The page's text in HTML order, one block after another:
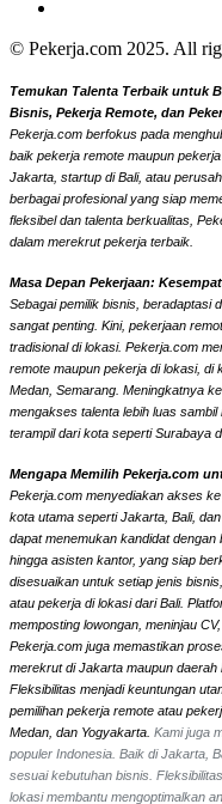
© Pekerja.com 2025. All
Temukan Talenta Terbaik untuk
Bisnis, Pekerja Remote, dan
Pekerja.com berfokus pada
baik pekerja remote maupun
Jakarta, startup di Bali, atau
berbagai profesional yang siap
fleksibel dan talenta berkualitas,
dalam merekrut pekerja terbaik.
Masa Depan Pekerjaan:
Sebagai pemilik bisnis, beradaptasi
sangat penting. Kini, pekerjaan
tradisional di lokasi. Pekerja.com
remote maupun pekerja di lokasi, di
Medan, Semarang. Meningkatnya
mengakses talenta lebih luas
terampil dari kota seperti Surabaya
Mengapa Memilih Pekerja.com
Pekerja.com menyediakan akses
kota utama seperti Jakarta, Bali,
dapat menemukan kandidat
hingga asisten kantor, yang siap
disesuaikan untuk setiap jenis
atau pekerja di lokasi dari Bali.
memposting lowongan, meninjau
Pekerja.com juga memastikan
merekrut di Jakarta maupun daerah
Fleksibilitas menjadi keuntungan
pemilihan pekerja remote atau
Medan, dan Yogyakarta. Kami juga
populer Indonesia. Baik di Jakarta,
sesuai kebutuhan bisnis.
lokasi membantu mengoptimalkan